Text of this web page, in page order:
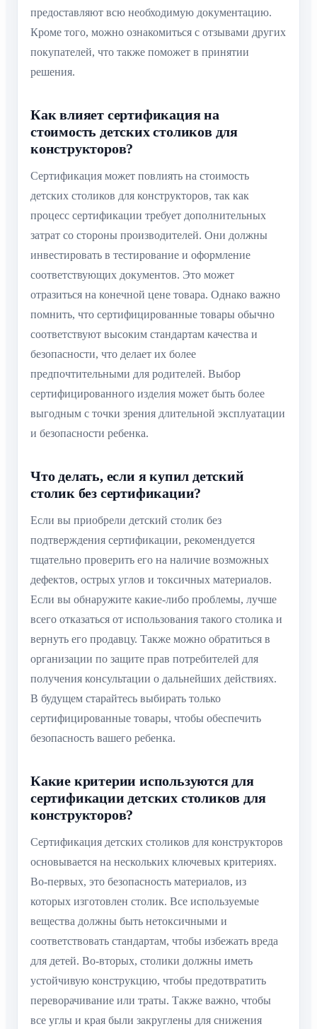
предоставляют всю необходимую документацию.
Кроме того, можно ознакомиться с отзывами других
покупателей, что также поможет в принятии
решения.
Как влияет сертификация на
стоимость детских столиков для
конструкторов?
Сертификация может повлиять на стоимость
детских столиков для конструкторов, так как
процесс сертификации требует дополнительных
затрат со стороны производителей. Они должны
инвестировать в тестирование и оформление
соответствующих документов. Это может
отразиться на конечной цене товара. Однако важно
помнить, что сертифицированные товары обычно
соответствуют высоким стандартам качества и
безопасности, что делает их более
предпочтительными для родителей. Выбор
сертифицированного изделия может быть более
выгодным с точки зрения длительной эксплуатации
и безопасности ребенка.
Что делать, если я купил детский
столик без сертификации?
Если вы приобрели детский столик без
подтверждения сертификации, рекомендуется
тщательно проверить его на наличие возможных
дефектов, острых углов и токсичных материалов.
Если вы обнаружите какие-либо проблемы, лучше
всего отказаться от использования такого столика и
вернуть его продавцу. Также можно обратиться в
организации по защите прав потребителей для
получения консультации о дальнейших действиях.
В будущем старайтесь выбирать только
сертифицированные товары, чтобы обеспечить
безопасность вашего ребенка.
Какие критерии используются для
сертификации детских столиков для
конструкторов?
Сертификация детских столиков для конструкторов
основывается на нескольких ключевых критериях.
Во-первых, это безопасность материалов, из
которых изготовлен столик. Все используемые
вещества должны быть нетоксичными и
соответствовать стандартам, чтобы избежать вреда
для детей. Во-вторых, столики должны иметь
устойчивую конструкцию, чтобы предотвратить
переворачивание или траты. Также важно, чтобы
все углы и края были закруглены для снижения